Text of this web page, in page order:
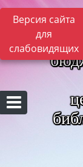
Версия сайта
для
слабовидящих